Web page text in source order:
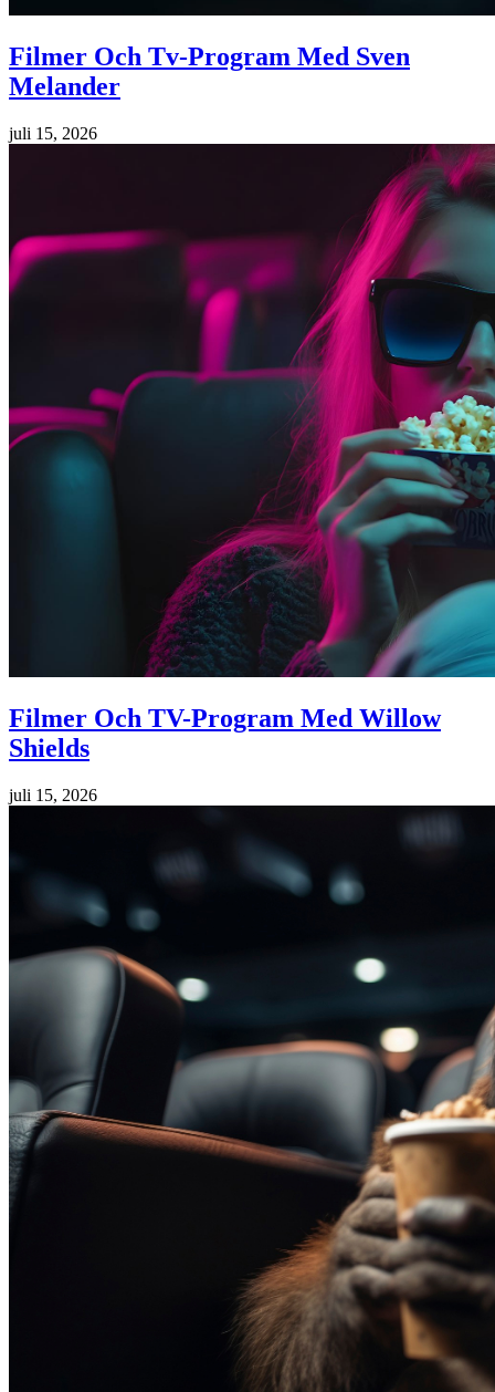
Filmer Och Tv-Program Med Sven
Melander
juli 15, 2026
Filmer Och TV-Program Med Willow
Shields
juli 15, 2026